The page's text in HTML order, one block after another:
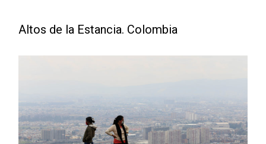
Altos de la Estancia. Colombia